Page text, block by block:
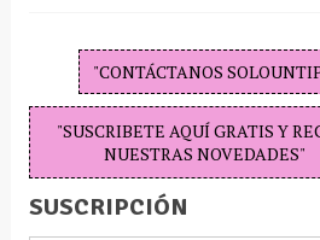
"CONTÁCTANOS
"SUSCRIBETE AQUÍ GRATIS Y
NUESTRAS NOVEDADES"
SUSCRIPCIÓN